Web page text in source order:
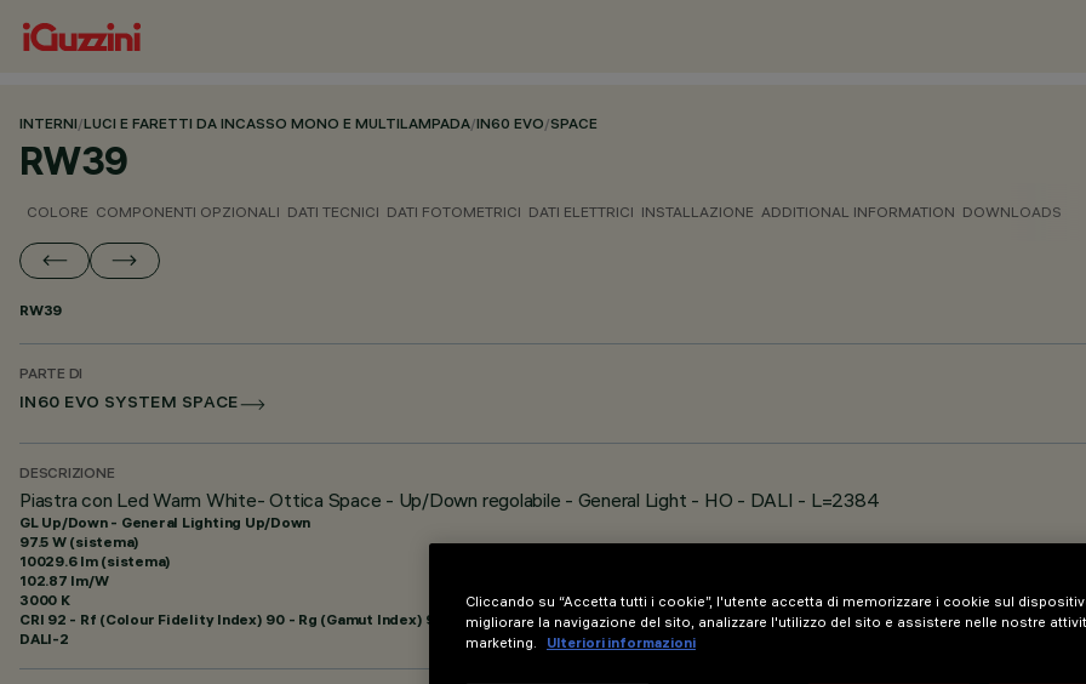
INTERNI/LUCI E FARETTI DA INCASSO MONO E MULTILAMPADA/IN60 EVO/SPACE
RW39
COLORE COMPONENTI OPZIONALI DATI TECNICI DATI FOTOMETRICI DATI ELETTRICI INSTALLAZIONE ADDITIONAL INFORMATION DOWNLOADS
RW39
PARTE DI
IN60 EVO SYSTEM SPACE
DESCRIZIONE
Piastra con Led Warm White- Ottica Space - Up/Down regolabile - General Light - HO - DALI - L=2384
GL Up/Down - General Lighting Up/Down
97.5 W (sistema)
10029.6 lm (sistema)
102.87 lm/W
3000 K
CRI 92 - Rf (Colour Fidelity Index) 90 - Rg (Gamut Index) 96
DALI-2
Cliccando su “Accetta tutti i cookie”, l'utente accetta di memorizzare i cookie sul
migliorare la navigazione del sito, analizzare l'utilizzo del sito e assistere nelle nostre
marketing.
Ulteriori informazioni